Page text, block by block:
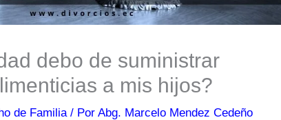
debo de suministrar
a mis hijos?
de Familia/ PorAbg. Marcelo Mendez Cedeño